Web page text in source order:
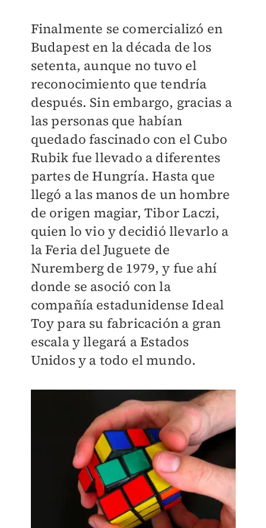
Finalmente se comercializó en
Budapest en la década de los
setenta, aunque no tuvo el
reconocimiento que tendría
después. Sin embargo, gracias a
las personas que habían
quedado fascinado con el Cubo
Rubik fue llevado a diferentes
partes de Hungría. Hasta que
llegó a las manos de un hombre
de origen magiar, Tibor Laczi,
quien lo vio y decidió llevarlo a
la Feria del Juguete de
Nuremberg de 1979, y fue ahí
donde se asoció con la
compañía estadunidense Ideal
Toy para su fabricación a gran
escala y llegará a Estados
Unidos y a todo el mundo.